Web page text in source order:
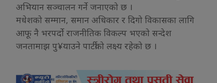
अभियान सञ्चालन गर्ने जनाएको छ ।
मधेशको सम्मान, समान अधिकार र दिगो विकासका लागि
आफू नै भरपर्दो राजनीतिक विकल्प भएको सन्देश
जनतामाझ पु¥याउने पार्टीको लक्ष्य रहेको छ ।